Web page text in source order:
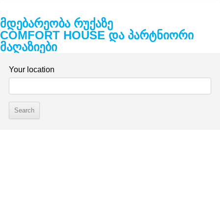
მდებარეობა რუქაზე
COMFORT HOUSE და პარტნიორი
მაღაზიები
Your location